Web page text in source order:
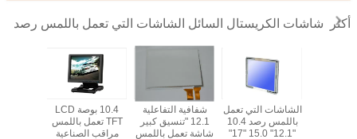
أكثر شاشات الكريستال السائل الشاشات التي تعمل باللمس رصد
10.4 بوصة LCD
TFT تعمل باللمس
مراقب الصناعية
شفافية التفاعلية
12.1 "تنسيق كبير
شاشة تعمل باللمس
الشاشات التي تعمل
باللمس رصد 10.4
"12.1" 15.0 "17"